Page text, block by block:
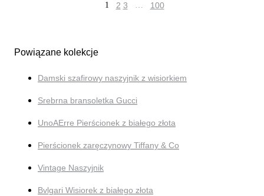
1 2 3 … 100
Powiązane kolekcje
Damski szafirowy naszyjnik z wisiorkiem
Srebrna bransoletka Gucci
UnoAErre Pierścionek z białego złota
Pierścionek zaręczynowy Tiffany & Co
Vintage Naszyjnik
Bvlgari Wisiorek z białego złota